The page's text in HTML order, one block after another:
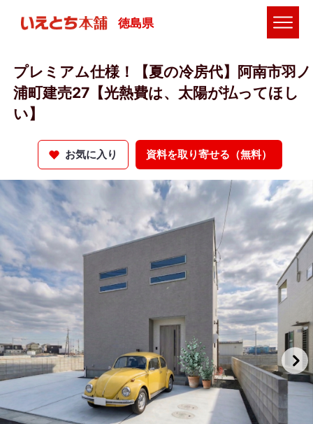
徳島県
プレミアム仕様！【夏の冷房代】阿南市羽ノ
浦町建売27【光熱費は、太陽が払ってほし
い】
お気に入り 資料を取り寄せる（無料）